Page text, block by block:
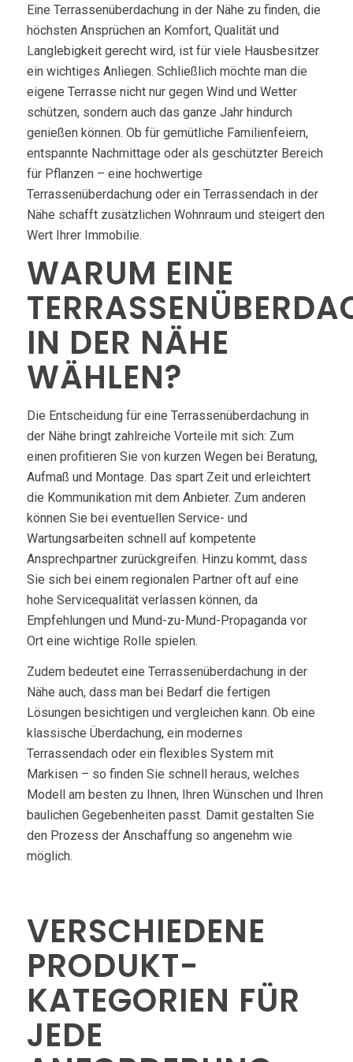
Eine Terrassenüberdachung in der Nähe zu finden, die
höchsten Ansprüchen an Komfort, Qualität und
Langlebigkeit gerecht wird, ist für viele Hausbesitzer
ein wichtiges Anliegen. Schließlich möchte man die
eigene Terrasse nicht nur gegen Wind und Wetter
schützen, sondern auch das ganze Jahr hindurch
genießen können. Ob für gemütliche Familienfeiern,
entspannte Nachmittage oder als geschützter Bereich
für Pflanzen – eine hochwertige
Terrassenüberdachung oder ein Terrassendach in der
Nähe schafft zusätzlichen Wohnraum und steigert den
Wert Ihrer Immobilie.
WARUM EINE
IN DER NÄHE
WÄHLEN?
Die Entscheidung für eine Terrassenüberdachung in
der Nähe bringt zahlreiche Vorteile mit sich: Zum
einen profitieren Sie von kurzen Wegen bei Beratung,
Aufmaß und Montage. Das spart Zeit und erleichtert
die Kommunikation mit dem Anbieter. Zum anderen
können Sie bei eventuellen Service- und
Wartungsarbeiten schnell auf kompetente
Ansprechpartner zurückgreifen. Hinzu kommt, dass
Sie sich bei einem regionalen Partner oft auf eine
hohe Servicequalität verlassen können, da
Empfehlungen und Mund-zu-Mund-Propaganda vor
Ort eine wichtige Rolle spielen.
Zudem bedeutet eine Terrassenüberdachung in der
Nähe auch, dass man bei Bedarf die fertigen
Lösungen besichtigen und vergleichen kann. Ob eine
klassische Überdachung, ein modernes
Terrassendach oder ein flexibles System mit
Markisen – so finden Sie schnell heraus, welches
Modell am besten zu Ihnen, Ihren Wünschen und Ihren
baulichen Gegebenheiten passt. Damit gestalten Sie
den Prozess der Anschaffung so angenehm wie
möglich.
VERSCHIEDENE
PRODUKT-
KATEGORIEN FÜR
JEDE